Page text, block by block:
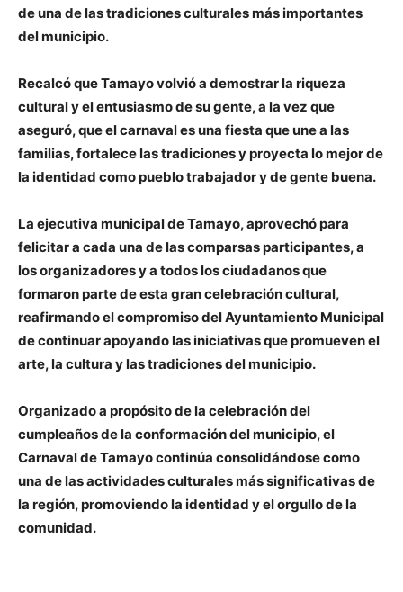
de una de las tradiciones culturales más importantes
del municipio.
Recalcó que Tamayo volvió a demostrar la riqueza
cultural y el entusiasmo de su gente, a la vez que
aseguró, que el carnaval es una fiesta que une a las
familias, fortalece las tradiciones y proyecta lo mejor de
la identidad como pueblo trabajador y de gente buena.
La ejecutiva municipal de Tamayo, aprovechó para
felicitar a cada una de las comparsas participantes, a
los organizadores y a todos los ciudadanos que
formaron parte de esta gran celebración cultural,
reafirmando el compromiso del Ayuntamiento Municipal
de continuar apoyando las iniciativas que promueven el
arte, la cultura y las tradiciones del municipio.
Organizado a propósito de la celebración del
cumpleaños de la conformación del municipio, el
Carnaval de Tamayo continúa consolidándose como
una de las actividades culturales más significativas de
la región, promoviendo la identidad y el orgullo de la
comunidad.